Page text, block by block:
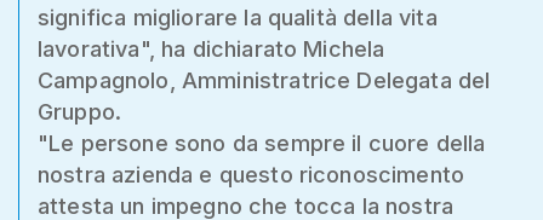
significa migliorare la qualità della vita
lavorativa", ha dichiarato Michela
Campagnolo, Amministratrice Delegata del
Gruppo.
"Le persone sono da sempre il cuore della
nostra azienda e questo riconoscimento
attesta un impegno che tocca la nostra